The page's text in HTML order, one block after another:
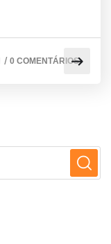
/ 0 COMENTÁRIOS